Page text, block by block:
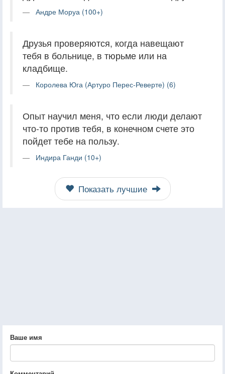
Андре Моруа (100+)
Друзья проверяются, когда навещают
тебя в больнице, в тюрьме или на
кладбище.
Королева Юга (Артуро Перес-Реверте) (6)
Опыт научил меня, что если люди делают
что-то против тебя, в конечном счете это
пойдет тебе на пользу.
Индира Ганди (10+)
Показать лучшие
Ваше имя